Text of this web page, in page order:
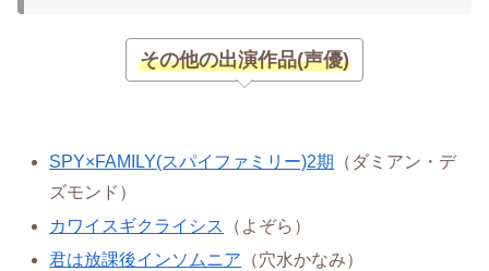
その他の出演作品(声優)
SPY×FAMILY(スパイファミリー)2期
（ダミアン・デ
ズモンド）
カワイスギクライシス
（よぞら）
君は放課後インソムニア （穴水かなみ）